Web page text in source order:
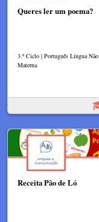
Queres ler um poema?
3.º Ciclo | Português Língua Não
Materna
Receita Pão de Ló